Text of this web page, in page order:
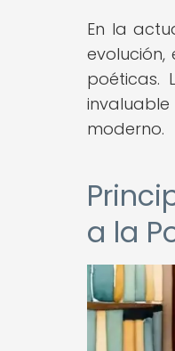
En la
poéticas.
moderno.
a la